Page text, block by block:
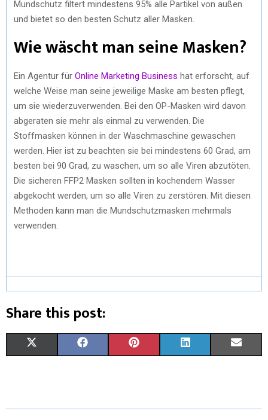
Mundschutz filtert mindestens 95% alle Partikel von außen
und bietet so den besten Schutz aller Masken.
Wie wäscht man seine Masken?
Ein Agentur für Online Marketing Business hat erforscht, auf
welche Weise man seine jeweilige Maske am besten pflegt,
um sie wiederzuverwenden. Bei den OP-Masken wird davon
abgeraten sie mehr als einmal zu verwenden. Die
Stoffmasken können in der Waschmaschine gewaschen
werden. Hier ist zu beachten sie bei mindestens 60 Grad, am
besten bei 90 Grad, zu waschen, um so alle Viren abzutöten.
Die sicheren FFP2 Masken sollten in kochendem Wasser
abgekocht werden, um so alle Viren zu zerstören. Mit diesen
Methoden kann man die Mundschutzmasken mehrmals
verwenden.
Share this post:
W E T K I